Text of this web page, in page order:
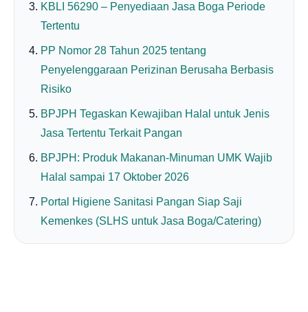
KBLI 56290 – Penyediaan Jasa Boga Periode
Tertentu
PP Nomor 28 Tahun 2025 tentang
Penyelenggaraan Perizinan Berusaha Berbasis
Risiko
BPJPH Tegaskan Kewajiban Halal untuk Jenis
Jasa Tertentu Terkait Pangan
BPJPH: Produk Makanan-Minuman UMK Wajib
Halal sampai 17 Oktober 2026
Portal Higiene Sanitasi Pangan Siap Saji
Kemenkes (SLHS untuk Jasa Boga/Catering)